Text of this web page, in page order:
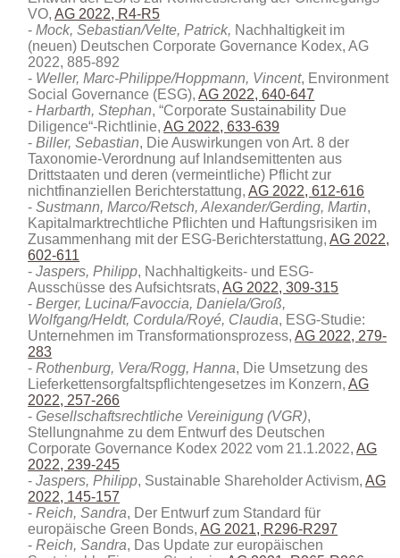
VO,AG 2022, R4-R5
Mock, Sebastian/Velte, Patrick, Nachhaltigkeit im
(neuen) Deutschen Corporate Governance Kodex, AG
2022, 885-892
Weller, Marc-Philippe/Hoppmann, Vincent, Environment
Social Governance (ESG),AG 2022, 640-647
Harbarth, Stephan, “Corporate Sustainability Due
Diligence“-Richtlinie,AG 2022, 633-639
Biller, Sebastian, Die Auswirkungen von Art. 8 der
Taxonomie-Verordnung auf Inlandsemittenten aus
Drittstaaten und deren (vermeintliche) Pflicht zur
nichtfinanziellen Berichterstattung,AG 2022, 612-616
Sustmann, Marco/Retsch, Alexander/Gerding, Martin,
Kapitalmarktrechtliche Pflichten und Haftungsrisiken im
Zusammenhang mit der ESG-Berichterstattung,AG 2022,
602-611
Jaspers, Philipp, Nachhaltigkeits- und ESG-
Ausschüsse des Aufsichtsrats,AG 2022, 309-315
Berger, Lucina/Favoccia, Daniela/Groß,
Wolfgang/Heldt, Cordula/Royé, Claudia, ESG-Studie:
Unternehmen im Transformationsprozess,AG 2022, 279-
283
Rothenburg, Vera/Rogg, Hanna, Die Umsetzung des
Lieferkettensorgfaltspflichtengesetzes im Konzern,AG
2022, 257-266
Gesellschaftsrechtliche Vereinigung (VGR),
Stellungnahme zu dem Entwurf des Deutschen
Corporate Governance Kodex 2022 vom 21.1.2022,AG
2022, 239-245
Jaspers, Philipp, Sustainable Shareholder Activism,AG
2022, 145-157
Reich, Sandra, Der Entwurf zum Standard für
europäische Green Bonds,AG 2021, R296-R297
Reich, Sandra, Das Update zur europäischen